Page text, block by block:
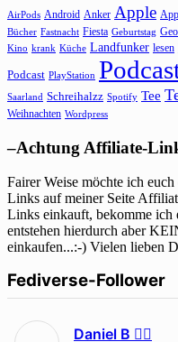
AirPods Android Anker Apple
Bücher Fastnacht Fiesta Geburtstag
Kino krank Küche Landfunker lesen
Podcast PlayStation
Saarland Schreihalzz Spotify Tee
Weihnachten Wordpress
–Achtung Affiliate-
Fairer Weise möchte ich
Links auf meiner Seite
Links einkauft, bekomme ich
entstehen hierdurch aber
einkaufen...:-) Vielen lieben
Fediverse-Follower
Daniel B 🏳‍🌈